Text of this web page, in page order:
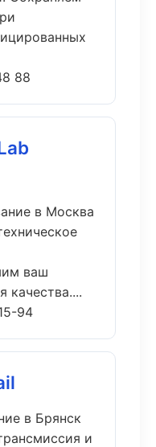
88
в Москва
ваш
качества....
94
в Брянск
и